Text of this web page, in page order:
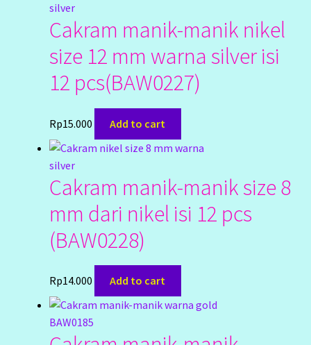
Cart
Cekresi
Konfirmasi Pembayaran
Cara Order
Tentang Kami
Tutorial Step by Step
Cakram manik-manik nikel
size 12 mm warna silver isi
12 pcs(BAW0227)
Rp15.000 Add to cart
Cakram manik-manik size 8
mm dari nikel isi 12 pcs
(BAW0228)
Rp14.000 Add to cart